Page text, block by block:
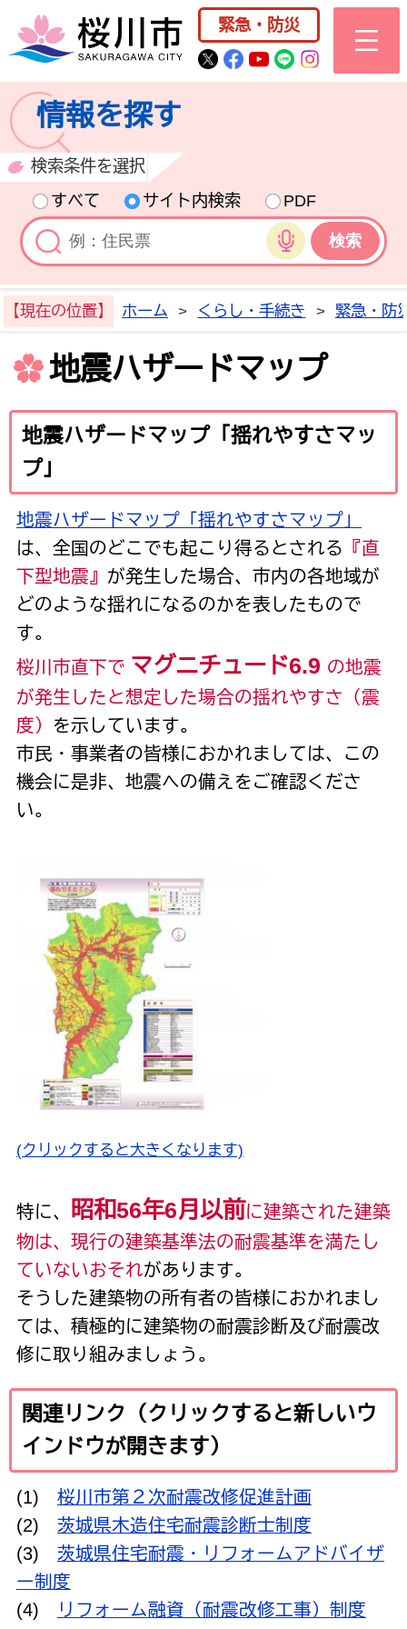
桜川市公式ホー
緊急・防災
桜川市公式Twitter
桜川市公式
桜川市公式
桜川市公式
情報を探す
検索条件を選択
すべて
サイト内検索
PDF
音声検索
【現在の位置】 ホーム > くらし・手続き > 緊急・防
地震ハザードマップ
地震ハザードマップ「揺れやすさマッ
プ」
地震ハザードマップ「揺れやすさマップ」
は、全国のどこでも起こり得るとされる 『直
下型地震』 が発生した場合、市内の各地域が
どのような揺れになるのかを表したもので
す。
桜川市直下で マグニチュード6.9 の地震
が発生したと想定した場合の揺れやすさ（震
度） を示しています。
市民・事業者の皆様におかれましては、この
機会に是非、地震への備えをご確認くださ
い。
(クリックすると大きくなります)
特に、 昭和56年6月以前に建築された建築
物は、現行の建築基準法の耐震基準を満たし
ていないおそれがあります。
そうした建築物の所有者の皆様におかれまし
ては、積極的に建築物の耐震診断及び耐震改
修に取り組みましょう。
関連リンク
（クリックすると新しいウ
インドウが開きます）
(1) 桜川市第２次耐震改修促進計画
(2) 茨城県木造住宅耐震診断士制度
(3) 茨城県住宅耐震・リフォームアドバイザ
ー制度
(4)
リフォーム融資（耐震改修工事）制度